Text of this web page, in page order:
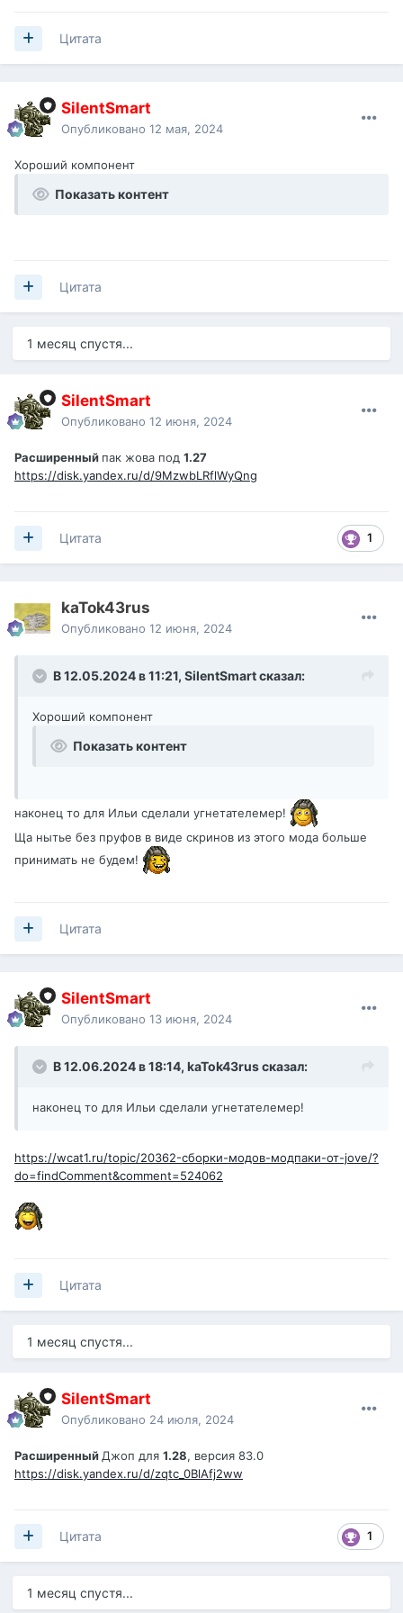
Цитата
SilentSmart
Опубликовано 12 мая, 2024
Хороший компонент
Показать контент
Цитата
1 месяц спустя...
SilentSmart
Опубликовано 12 июня, 2024
Расширенный пак жова под 1.27
https://disk.yandex.ru/d/9MzwbLRflWyQng
1
Цитата
kaTok43rus
Опубликовано 12 июня, 2024
В 12.05.2024 в 11:21, SilentSmartсказал:
Хороший компонент
Показать контент
наконец то для Ильи сделали угнетателемер!
Ща нытье без пруфов в виде скринов из этого мода больше
принимать не будем!
Цитата
SilentSmart
Опубликовано 13 июня, 2024
В 12.06.2024 в 18:14, kaTok43rusсказал:
наконец то для Ильи сделали угнетателемер!
https://wcat1.ru/topic/20362-сборки-модов-модпаки-от-jove/?
do=findComment&comment=524062
Цитата
1 месяц спустя...
SilentSmart
Опубликовано 24 июля, 2024
РасширенныйДжоп для 1.28, версия 83.0
https://disk.yandex.ru/d/zqtc_0BlAfj2ww
1
Цитата
1 месяц спустя...